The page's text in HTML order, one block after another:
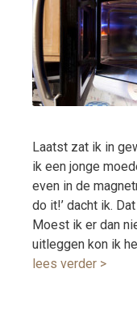
Laatst zat ik in
ik een jonge
even in de
do it!’ dacht ik.
Moest ik er dan
uitleggen kon ik
lees verder >